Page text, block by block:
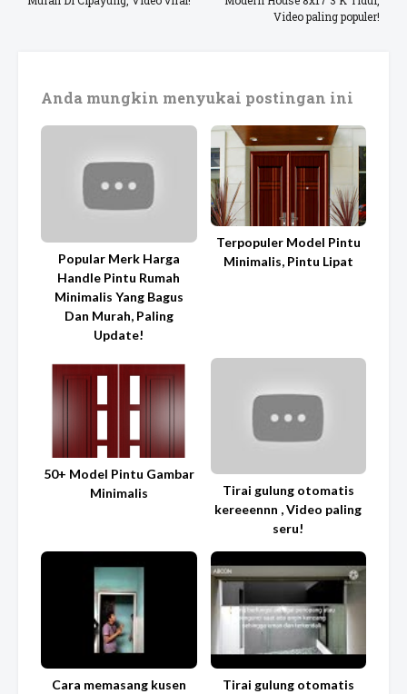
Video paling populer!
Anda mungkin menyukai postingan ini
Popular Merk Harga
Handle Pintu Rumah
Minimalis Yang Bagus
Dan Murah, Paling
Update!
Terpopuler Model Pintu
Minimalis, Pintu Lipat
50+ Model Pintu Gambar
Minimalis
Tirai gulung otomatis
kereeennn , Video paling
seru!
Cara memasang kusen
Tirai gulung otomatis